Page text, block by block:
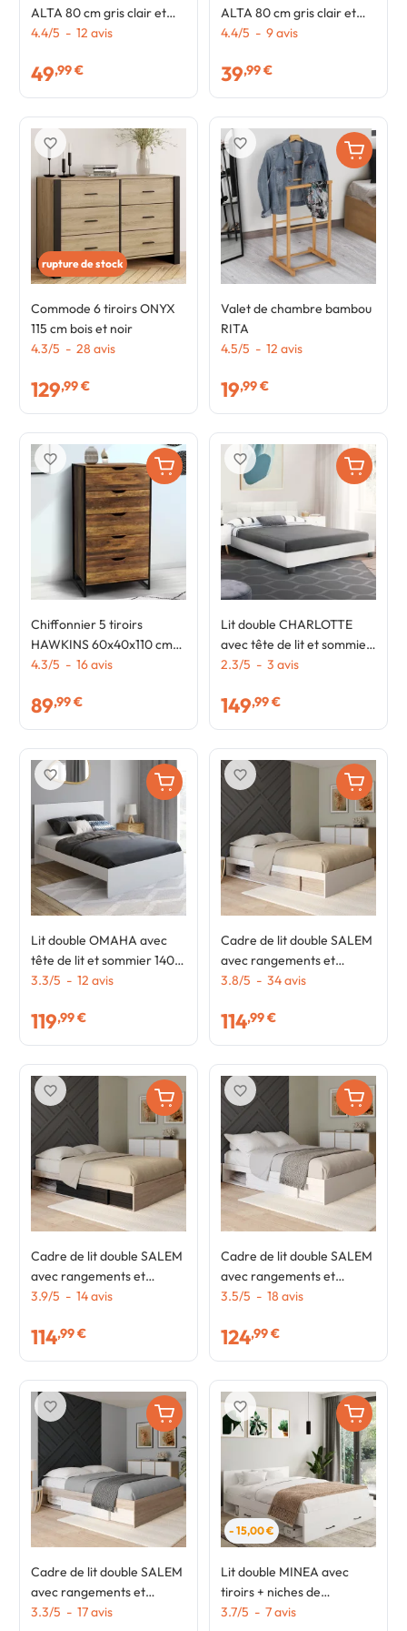
ALTA 80 cm gris clair et
plateau effet bois design
4.4/5 - 12 avis
49,99 €
ALTA 80 cm gris clair et
plateau effet bois design
4.4/5 - 9avis
39,99 €
rupture de stock
Commode 6 tiroirs ONYX
115 cm bois et noir
4.3/5 - 28 avis
129,99 €
favorite_border
Valet de chambre bambou
RITA
4.5/5 - 12 avis
19,99 €
favorite_border
Chiffonnier 5 tiroirs
HAWKINS 60x40x110 cm
commode semainier
4.3/5 - 16avis
89,99 €
favorite_border
Lit double CHARLOTTE
avec tête de lit et sommier
160 x 200 cm PVC blanc
2.3/5 - 3 avis
149,99 €
favorite_border
Lit double OMAHA avec
tête de lit et sommier 140 x
190 cm blanc
3.3/5 - 12 avis
119,99 €
favorite_border
Cadre de lit double SALEM
avec rangements et
sommier 140 x 190 cm
3.8/5 - 34avis
114,99 €
favorite_border
Cadre de lit double SALEM
avec rangements et
sommier 140 x 190 cm
3.9/5 - 14avis
114,99 €
favorite_border
Cadre de lit double SALEM
avec rangements et
sommier 160 x 200 cm
3.5/5 - 18 avis
124,99 €
favorite_border
Cadre de lit double SALEM
avec rangements et
sommier 160 x 200 cm
3.3/5 - 17avis
favorite_border
- 15,00 €
Lit double MINEA avec
tiroirs + niches de
rangement + tête de lit et
3.7/5 - 7avis
favorite_border